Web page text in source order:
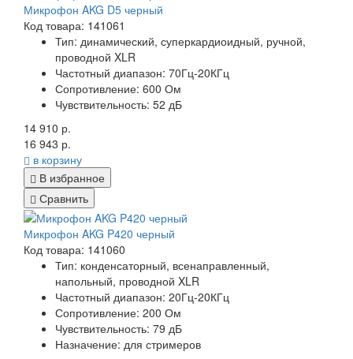
Микрофон AKG D5 черный
Код товара: 141061
Тип: динамический, суперкардиоидный, ручной,
проводной XLR
Частотный диапазон: 70Гц-20КГц
Сопротивление: 600 Ом
Чувствительность: 52 дБ
14 910 р.
16 943 р.
в корзину
В избранное
Сравнить
Микрофон AKG P420 черный
Код товара: 141060
Тип: конденсаторный, всенаправленный,
напольный, проводной XLR
Частотный диапазон: 20Гц-20КГц
Сопротивление: 200 Ом
Чувствительность: 79 дБ
Назначение: для стримеров